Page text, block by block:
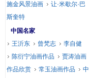
施金风景油画
让·米歇尔·巴
斯奎特
中国名家
王沂东
曾梵志
李自健
陈衍宁油画作品
贾涛油画
作品欣赏
常玉油画作品
中